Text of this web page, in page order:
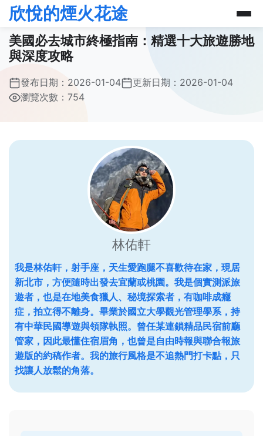
欣悅的煙火花途
美國必去城市終極指南：精選十大旅遊勝地
與深度攻略
發布日期： 2026-01-04 更新日期： 2026-01-04
瀏覽次數：754
林佑軒
我是林佑軒，射手座，天生愛跑腿不喜歡待在家，現居
新北市，方便隨時出發去宜蘭或桃園。我是個實測派旅
遊者，也是在地美食獵人、秘境探索者，有咖啡成癮
症，拍立得不離身。畢業於國立大學觀光管理學系，持
有中華民國導遊與領隊執照。曾任某連鎖精品民宿前廳
管家，因此最懂住宿眉角，也曾是自由時報與聯合報旅
遊版的約稿作者。我的旅行風格是不追熱門打卡點，只
找讓人放鬆的角落。